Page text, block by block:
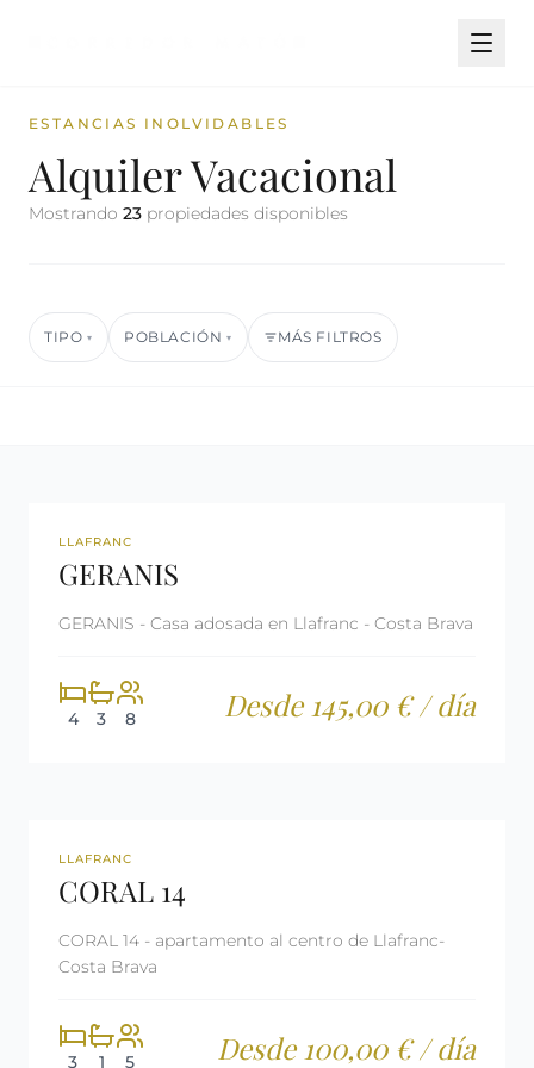
ESTANCIAS INOLVIDABLES
Alquiler Vacacional
Mostrando 23 propiedades disponibles
TIPO ▾ POBLACIÓN ▾ MÁS FILTROS
REF: CM950
LICENCIA TURÍSTICA
LLAFRANC
GERANIS
GERANIS - Casa adosada en Llafranc - Costa Brava
4 3 8 Desde 145,00 € / día
REF: CM2285
LLAFRANC
CORAL 14
CORAL 14 - apartamento al centro de Llafranc-
Costa Brava
3 1 5 Desde 100,00 € / día